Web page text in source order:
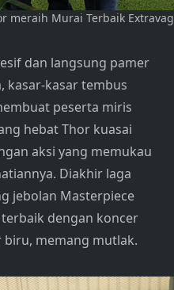
meraih Murai Terbaik
dan langsung pamer
kasar-kasar tembus
peserta miris
hebat Thor kuasai
aksi yang memukau
Diakhir laga
jebolan Masterpiece
dengan koncer
memang mutlak.